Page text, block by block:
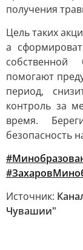
получения
Цель таких
а
собственной
помогают
период,
контроль за
время.
безопасность
Источник:
Чувашии"